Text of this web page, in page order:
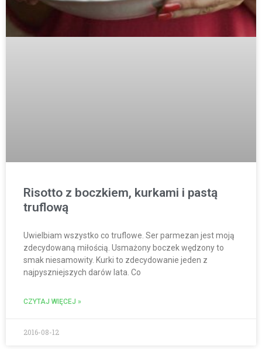
Risotto z boczkiem, kurkami i pastą
truflową
Uwielbiam wszystko co truflowe. Ser parmezan jest moją
zdecydowaną miłością. Usmażony boczek wędzony to
smak niesamowity. Kurki to zdecydowanie jeden z
najpyszniejszych darów lata. Co
CZYTAJ WIĘCEJ »
2016-08-12